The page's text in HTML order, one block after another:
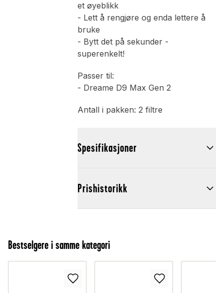
et øyeblikk
- Lett å rengjøre og enda lettere å
bruke
- Bytt det på sekunder -
superenkelt!
Passer til:
- Dreame D9 Max Gen 2
Antall i pakken: 2 filtre
Spesifikasjoner
Prishistorikk
Bestselgere i samme kategori